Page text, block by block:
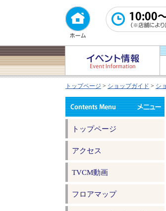
トップページ > ショップガイド > シ
トップページ
アクセス
TVCM動画
フロアマップ